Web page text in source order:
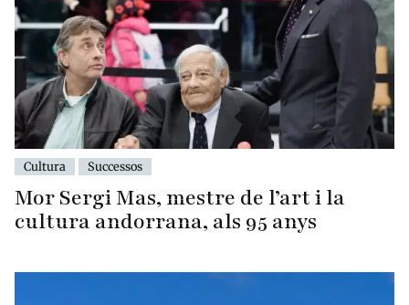
Cultura Successos
Mor Sergi Mas, mestre de l’art i la
cultura andorrana, als 95 anys